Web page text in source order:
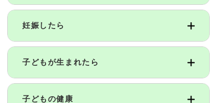
妊娠したら
子どもが生まれたら
子どもの健康